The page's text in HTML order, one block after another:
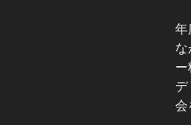
年
な
ー
デ
会